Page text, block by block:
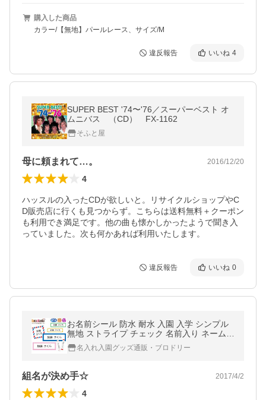
購入した商品
カラー/【無地】パールレース、サイズ/M
違反報告 いいね 4
SUPER BEST '74〜'76／スーパーベスト オ
ムニバス （CD） FX-1162
そふと屋
母に頼まれて…。 2016/12/20
4
ハッスルの入ったCDが欲しいと。リサイクルショップやC
D販売店に行くも見つからず。こちらは送料無料＋クーポン
も利用でき満足です。他の曲も懐かしかったようで聞き入
っていました。次も何かあれば利用いたします。
違反報告 いいね 0
お名前シール 防水 耐水 入園 入学 シンプル
無地 ストライプ チェック 名前入り ネームシ
ール レンジ 食洗機 送料無料 PR
名入れ入園グッズ通販・ブロドリー
組名が決め手☆ 2017/4/2
4